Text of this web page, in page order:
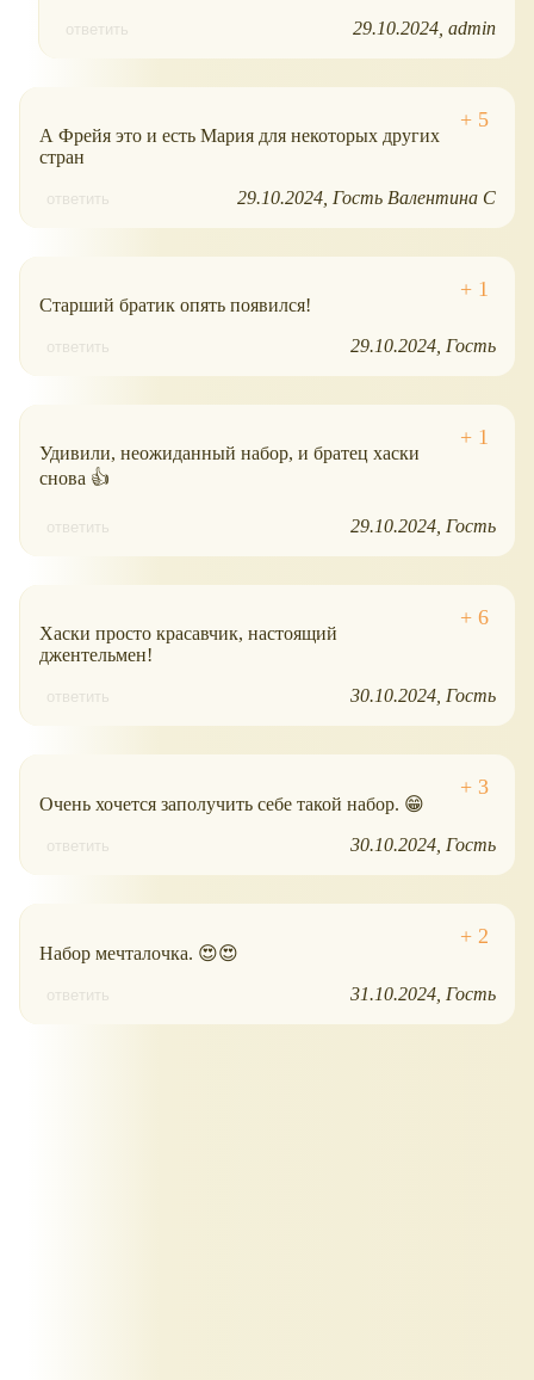
ответить 29.10.2024 admin
А Фрейя это и есть Мария для некоторых других
стран
ответить 29.10.2024 Гость Валентина С
Старший братик опять появился!
ответить 29.10.2024 Гость
Удивили, неожиданный набор, и братец хаски
снова 👍
ответить 29.10.2024 Гость
Хаски просто красавчик, настоящий
джентельмен!
ответить 30.10.2024 Гость
Очень хочется заполучить себе такой набор. 😁
ответить 30.10.2024 Гость
Набор мечталочка. 😍😍
ответить 31.10.2024 Гость